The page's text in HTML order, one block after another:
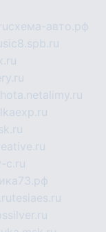
схема-авто.рф
alimy.ru
c.ru
tesiaes.ru